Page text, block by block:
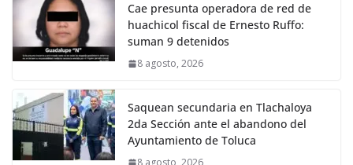
Cae presunta operadora de red de
huachicol fiscal de Ernesto Ruffo:
suman 9 detenidos
8 agosto, 2026
Saquean secundaria en Tlachaloya
2da Sección ante el abandono del
Ayuntamiento de Toluca